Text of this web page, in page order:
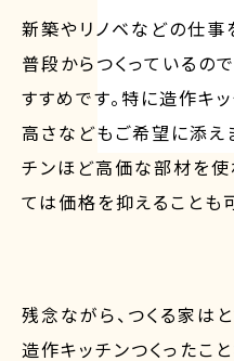
新築やリノベなどの仕
普段からつくっているの
すすめです。特に造作キ
高さなどもご希望に添え
チンほど高価な部材を
ては価格を抑えることも
残念ながら、つくる家は
造作キッチンつくったこ